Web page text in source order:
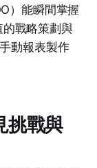
）能瞬間掌握
戰略策劃與
動報表製作
挑戰與